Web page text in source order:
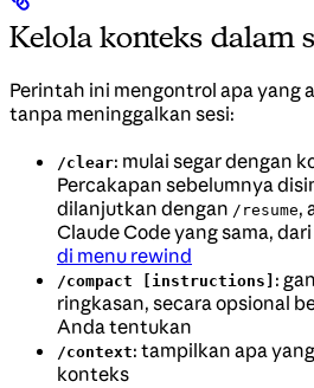
Kelola konteks dalam
Perintah ini mengontrol apa yang
tanpa meninggalkan sesi:
/clear: mulai segar dengan
Percakapan sebelumnya
dilanjutkan dengan /resume,
Claude Code yang sama, dari
di menu rewind
/compact [instructions] :
ringkasan, secara opsional
Anda tentukan
/context: tampilkan apa
konteks